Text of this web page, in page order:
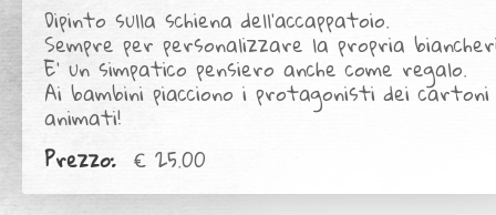
Dipinto sulla schiena dell'accappatoio.
Sempre per personalizzare la propria
E' un simpatico pensiero anche come regalo.
Ai bambini piacciono i protagonisti dei cartoni
animati!
Prezzo: € 25.00